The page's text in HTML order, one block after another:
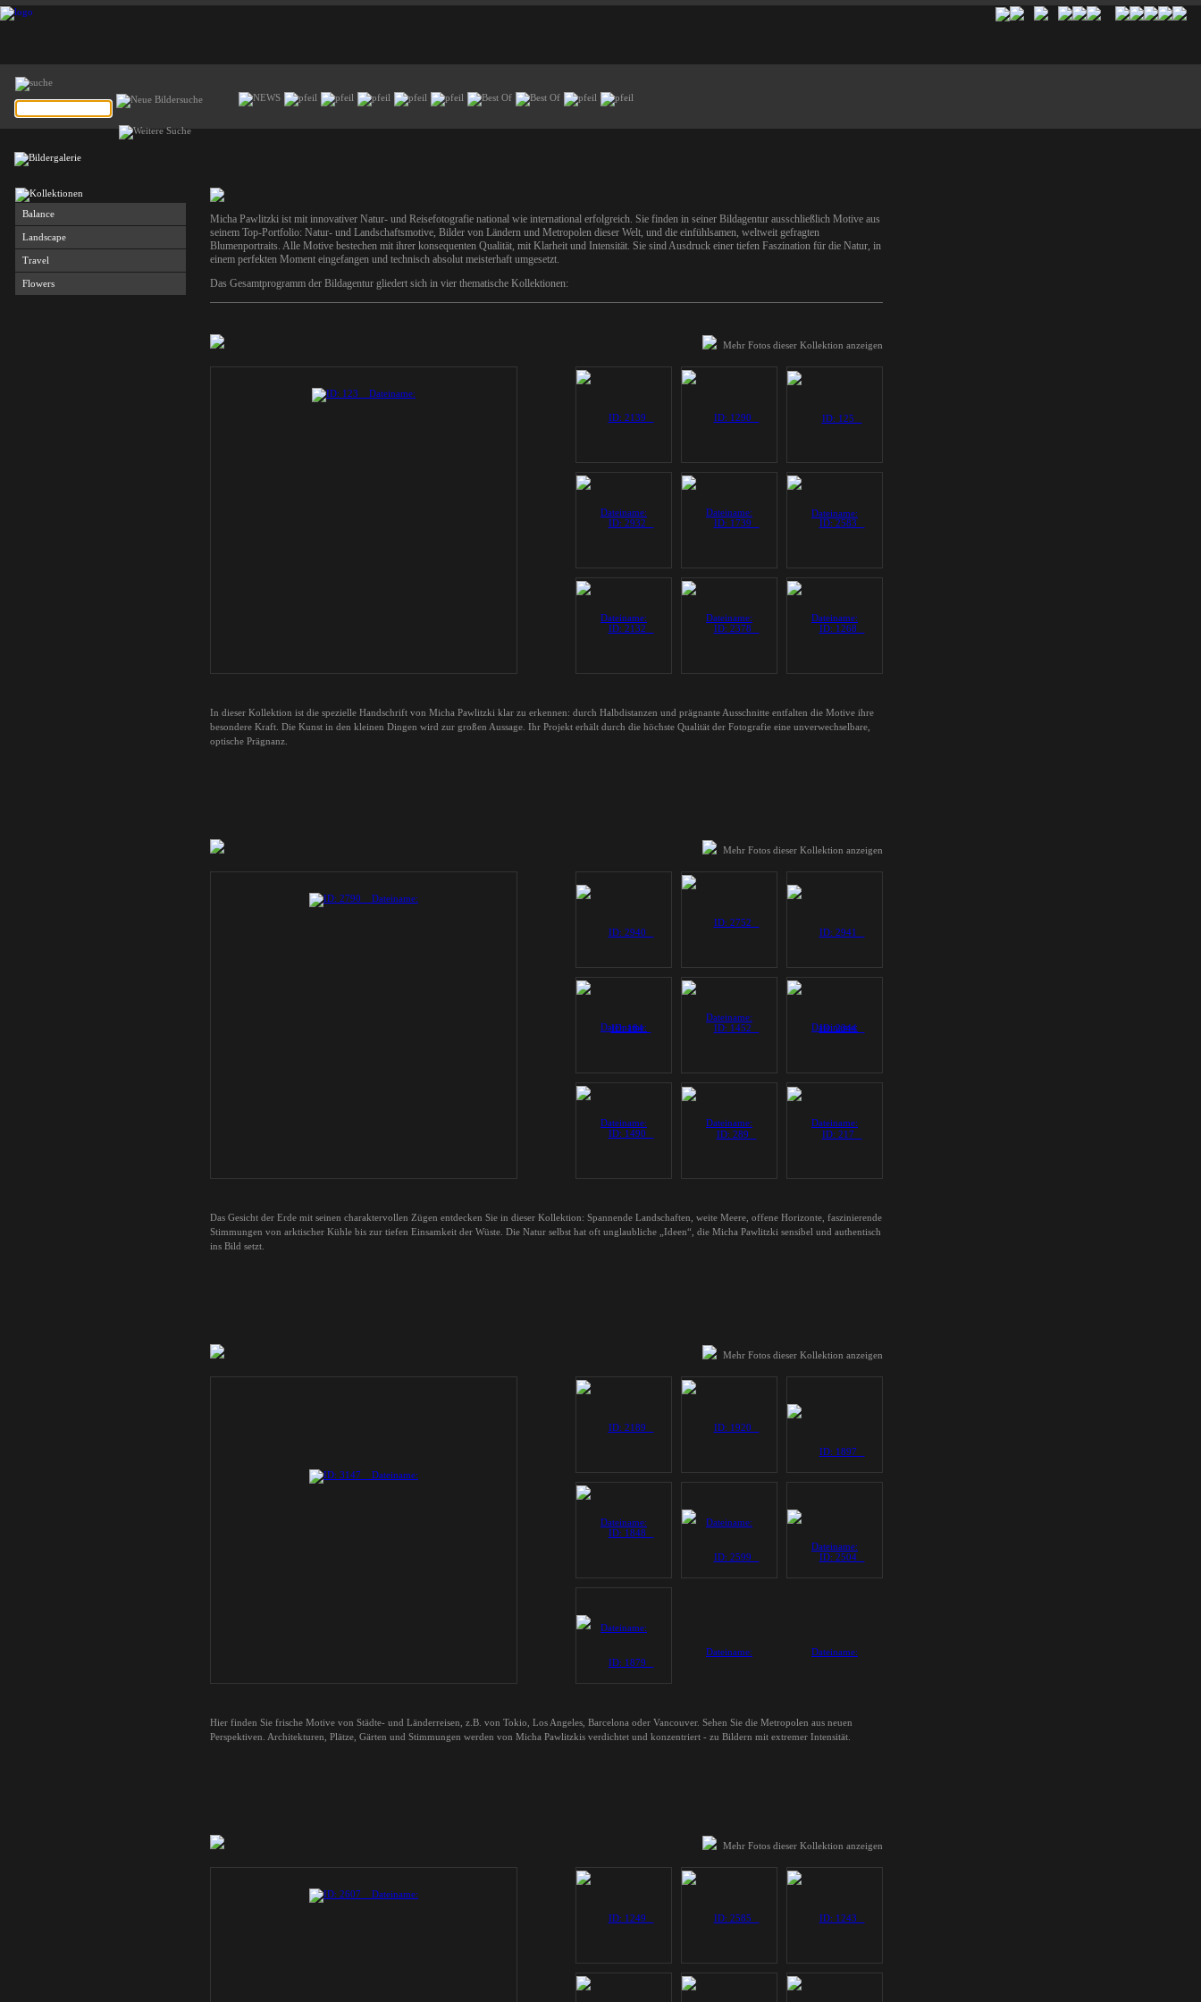
Balance
Landscape
Travel
Flowers
Micha Pawlitzki ist mit innovativer Natur- und Reisefotografie national wie international erfolgreich. Sie finden in seiner Bildagentur ausschließlich Motive aus
seinem Top-Portfolio: Natur- und Landschaftsmotive, Bilder von Ländern und Metropolen dieser Welt, und die einfühlsamen, weltweit gefragten
Blumenportraits. Alle Motive bestechen mit ihrer konsequenten Qualität, mit Klarheit und Intensität. Sie sind Ausdruck einer tiefen Faszination für die Natur, in
einem perfekten Moment eingefangen und technisch absolut meisterhaft umgesetzt.
Das Gesamtprogramm der Bildagentur gliedert sich in vier thematische Kollektionen:
Mehr Fotos dieser Kollektion anzeigen
In dieser Kollektion ist die spezielle Handschrift von Micha Pawlitzki klar zu erkennen: durch Halbdistanzen und prägnante Ausschnitte entfalten die Motive ihre
besondere Kraft. Die Kunst in den kleinen Dingen wird zur großen Aussage. Ihr Projekt erhält durch die höchste Qualität der Fotografie eine unverwechselbare,
optische Prägnanz.
Mehr Fotos dieser Kollektion anzeigen
Das Gesicht der Erde mit seinen charaktervollen Zügen entdecken Sie in dieser Kollektion: Spannende Landschaften, weite Meere, offene Horizonte, faszinierende
Stimmungen von arktischer Kühle bis zur tiefen Einsamkeit der Wüste. Die Natur selbst hat oft unglaubliche „Ideen“, die Micha Pawlitzki sensibel und authentisch
ins Bild setzt.
Mehr Fotos dieser Kollektion anzeigen
Hier finden Sie frische Motive von Städte- und Länderreisen, z.B. von Tokio, Los Angeles, Barcelona oder Vancouver. Sehen Sie die Metropolen aus neuen
Perspektiven. Architekturen, Plätze, Gärten und Stimmungen werden von Micha Pawlitzkis verdichtet und konzentriert - zu Bildern mit extremer Intensität.
Mehr Fotos dieser Kollektion anzeigen